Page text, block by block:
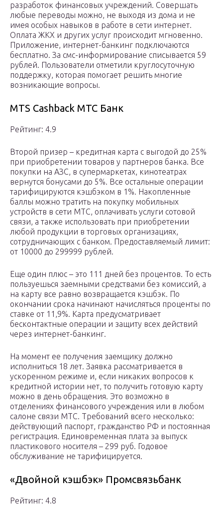
разработок финансовых учреждений. Совершать
любые переводы можно, не выходя из дома и не
имея особых навыков в работе в сети интернет.
Оплата ЖКХ и других услуг происходит мгновенно.
Приложение, интернет-банкинг подключаются
бесплатно. За смс-информирование списывается 59
рублей. Пользователи отметили круглосуточную
поддержку, которая помогает решить многие
возникающие вопросы.
MTS Cashback МТС Банк
Рейтинг: 4.9
Второй призер – кредитная карта с выгодой до 25%
при приобретении товаров у партнеров банка. Все
покупки на АЗС, в супермаркетах, кинотеатрах
вернутся бонусами до 5%. Все остальные операции
тарифицируются кэшбэком в 1%. Накопленные
баллы можно тратить на покупку мобильных
устройств в сети МТС, оплачивать услуги сотовой
связи, а также использовать при приобретении
любой продукции в торговых организациях,
сотрудничающих с банком. Предоставляемый лимит:
от 10000 до 299999 рублей.
Еще один плюс – это 111 дней без процентов. То есть
пользуешься заемными средствами без комиссий, а
на карту все равно возвращается кэшбэк. По
окончании срока начинают начисляться проценты по
ставке от 11,9%. Карта предусматривает
бесконтактные операции и защиту всех действий
через интернет-банкинг.
На момент ее получения заемщику должно
исполниться 18 лет. Заявка рассматривается в
ускоренном режиме и, если никаких вопросов к
кредитной истории нет, то получить готовую карту
можно в день обращения. Это возможно в
отделениях финансового учреждения или в любом
салоне связи МТС. Требований всего несколько:
действующий паспорт, гражданство РФ и постоянная
регистрация. Единовременная плата за выпуск
пластикового носителя – 299 руб. Годовое
обслуживание не тарифицируется.
«Двойной кэшбэк» Промсвязьбанк
Рейтинг: 4.8